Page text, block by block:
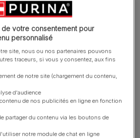
à la nutrition.​
et par une passion
animaux de compagnie, depuis
consacrons notre expertise
physiologie et en
animaux de compagnie pour faire
et repousser les limites, en
nutritionnelles qui font la
consiste à imaginer
le pouvoir de la nutrition pour
votre consentement pour
personnalisé
site, nous ou nos partenaires pouvons
traceurs, si vous y consentez, aux fins
de notre site (chargement du contenu,
d'audience
de nos publicités en ligne en fonction
partager du contenu via les boutons de
notre module de chat en ligne